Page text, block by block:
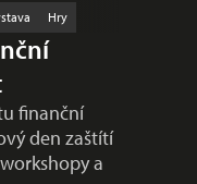
Hry
finanční
den zaštítí
a